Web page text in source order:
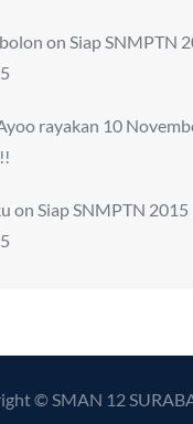
on Siap SNMPTN
rayakan 10
on Siap SNMPTN 2015
© SMAN 12